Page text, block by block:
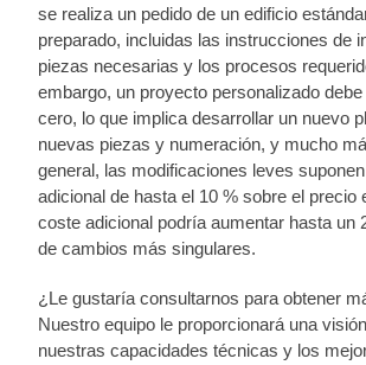
se realiza un pedido de un edificio
preparado, incluidas las instrucciones de
piezas necesarias y los procesos
embargo, un proyecto personalizado
cero, lo que implica desarrollar un nuevo
nuevas piezas y numeración, y mucho
general, las modificaciones leves
adicional de hasta el 10 % sobre el precio
coste adicional podría aumentar hasta un
de cambios más singulares.
¿Le gustaría consultarnos para obtener
Nuestro equipo le proporcionará una
nuestras capacidades técnicas y los